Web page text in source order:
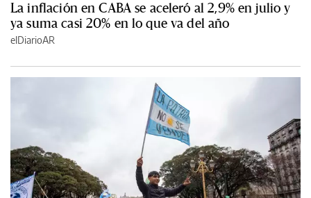
La inflación en CABA se aceleró al 2,9% en julio y
ya suma casi 20% en lo que va del año
elDiarioAR